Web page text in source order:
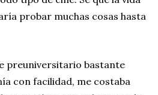
probar muchas cosas hasta
preuniversitario bastante
con facilidad, me costaba